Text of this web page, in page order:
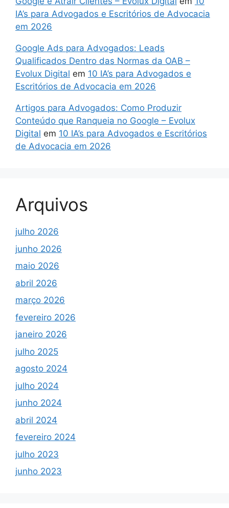
IA’s para Advogados e Escritórios de Advocacia
em 2026
Google Ads para Advogados: Leads
Qualificados Dentro das Normas da OAB –
Evolux Digital em 10 IA’s para Advogados e
Escritórios de Advocacia em 2026
Artigos para Advogados: Como Produzir
Conteúdo que Ranqueia no Google – Evolux
Digital em 10 IA’s para Advogados e Escritórios
de Advocacia em 2026
Arquivos
julho 2026
junho 2026
maio 2026
abril 2026
março 2026
fevereiro 2026
janeiro 2026
julho 2025
agosto 2024
julho 2024
junho 2024
abril 2024
fevereiro 2024
julho 2023
junho 2023